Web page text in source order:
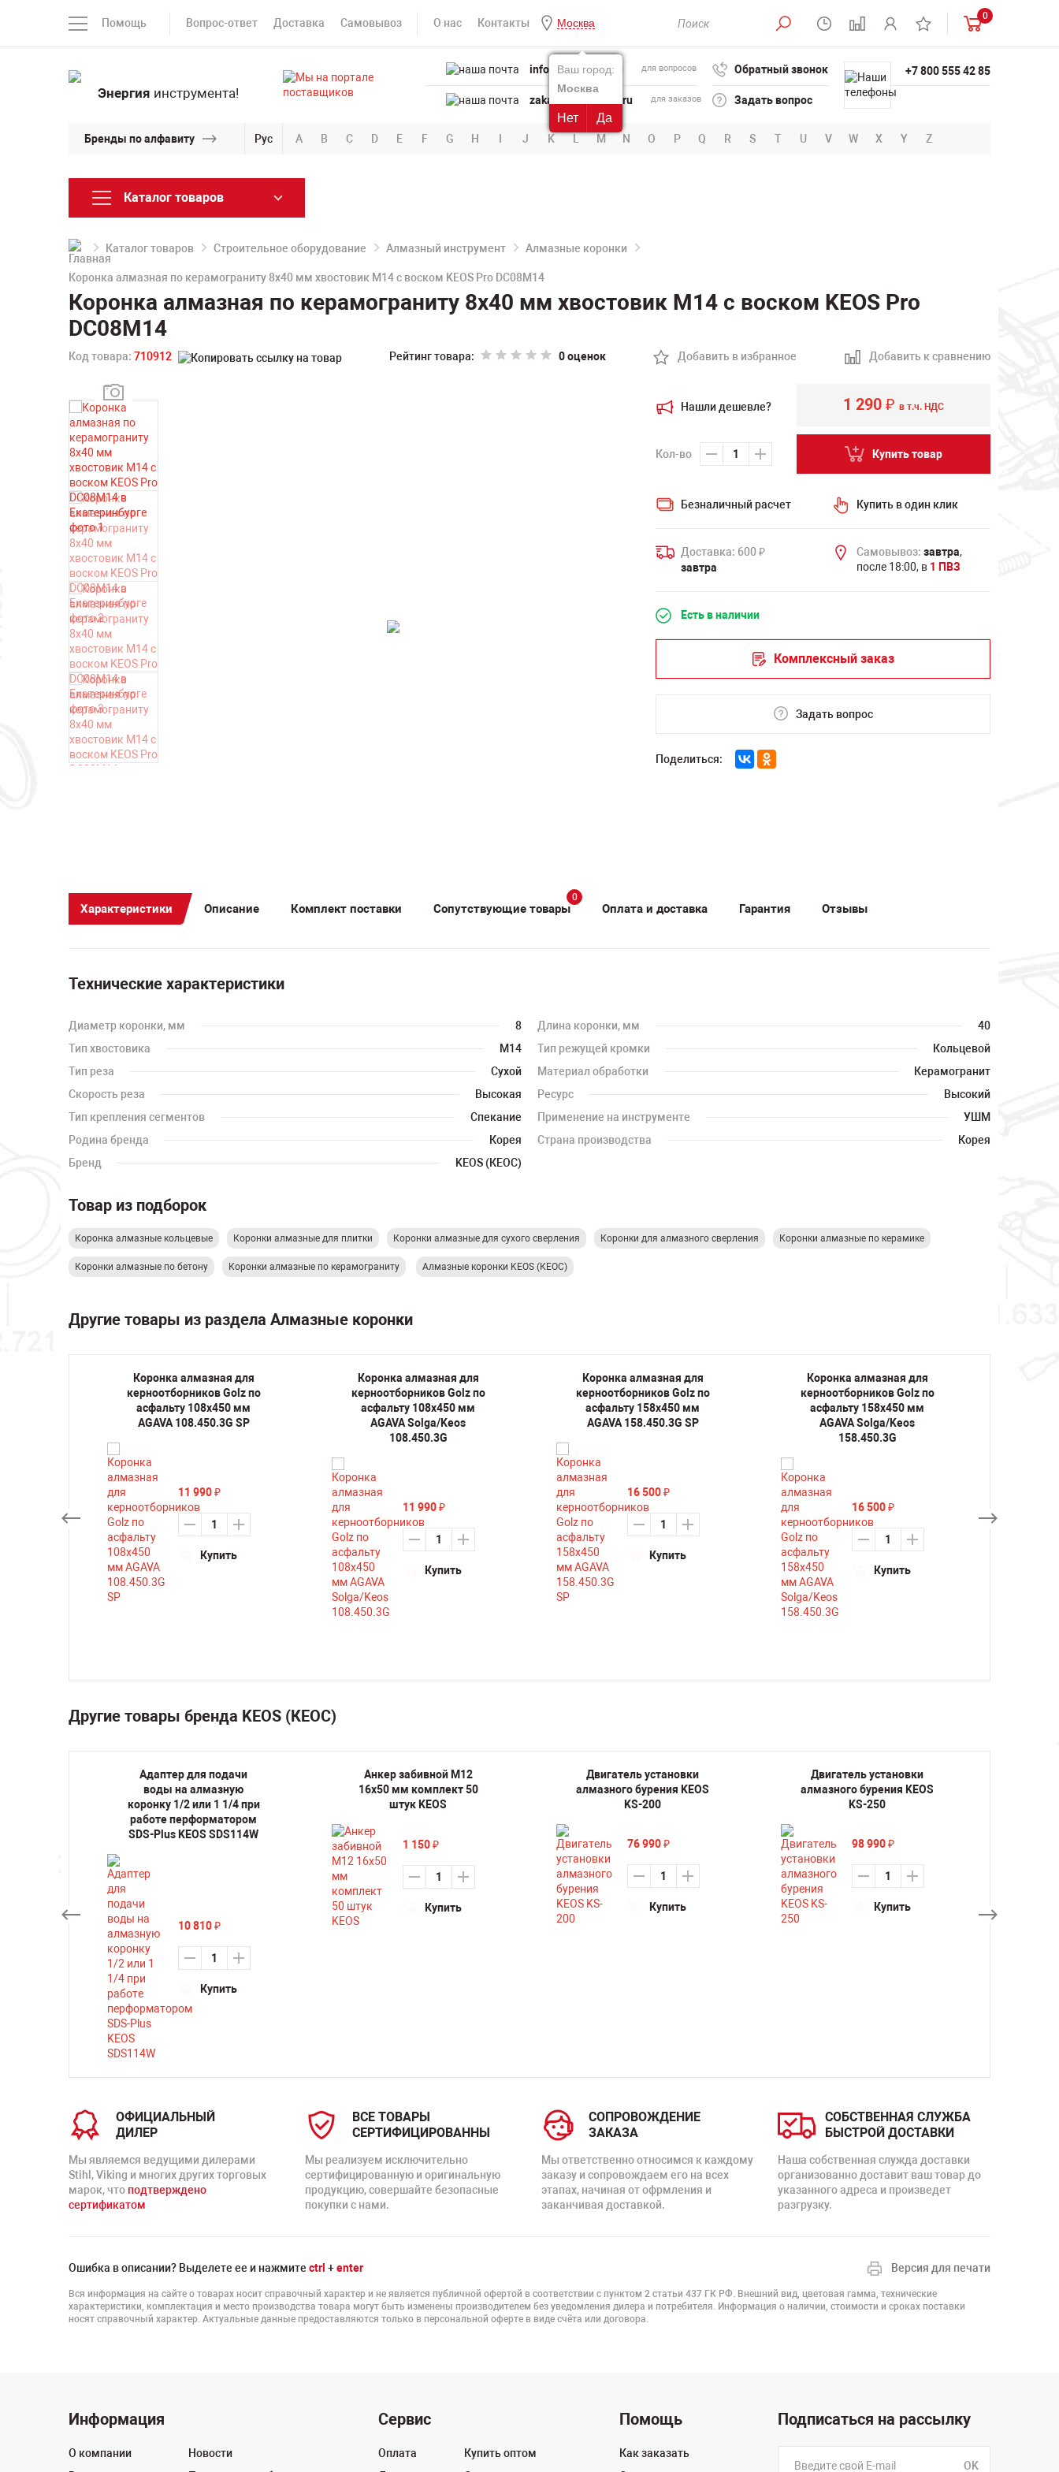
Помощь Вопрос-ответ Доставка Самовывоз О нас Контакты Москва
Ваш город:
Москва
Нет Да
0
Энергия инструмента!
info@powertool.ru для вопросов
zakaz@powertool.ru для заказов
Обратный звонок
Задать вопрос
+7 800 555 42 85
Бренды по алфавиту Рус A B C D E F G H I J K L M N O P Q R S T U V W X Y Z
Каталог товаров
Каталог товаров Строительное оборудование Алмазный инструмент Алмазные коронки
Коронка алмазная по керамограниту 8х40 мм хвостовик M14 с воском KEOS Pro DC08M14
Коронка алмазная по керамограниту 8х40 мм хвостовик M14 с воском KEOS Pro
DC08M14
Код товара: 710912 Рейтинг товара: 0 оценок Добавить в избранное Добавить к сравнению
Нашли дешевле?
Кол-во
1 290 ₽ в т.ч. НДС
Купить товар
Безналичный расчет Купить в один клик
Доставка: 600 ₽
завтра
Самовывоз: завтра,
после 18:00, в 1 ПВЗ
Есть в наличии
Комплексный заказ
Задать вопрос
Поделиться:
Характеристики Описание Комплект поставки Сопутствующие товары
0
Оплата и доставка Гарантия Отзывы
Технические характеристики
Диаметр коронки, мм 8 Длина коронки, мм
40
Тип хвостовика
M14 Тип режущей кромки
Кольцевой
Тип реза
Сухой Материал обработки
Керамогранит
Скорость реза
Высокая Ресурс
Высокий
Тип крепления сегментов
Спекание Применение на инструменте
УШМ
Родина бренда
Корея Страна производства
Корея
Бренд
KEOS (КЕОС)
Товар из подборок
Коронка алмазные кольцевые Коронки алмазные для плитки Коронки алмазные для сухого сверления Коронки для алмазного сверления Коронки алмазные по керамике
Коронки алмазные по бетону Коронки алмазные по керамограниту Алмазные коронки KEOS (КЕОС)
Другие товары из раздела Алмазные коронки
Коронка алмазная для
керноотборников Golz по
асфальту 108х450 мм
AGAVA 108.450.3G SP
11 990 ₽
Купить
Коронка алмазная для
керноотборников Golz по
асфальту 108х450 мм
AGAVA Solga/Keos
108.450.3G
11 990 ₽
Купить
Коронка алмазная для
керноотборников Golz по
асфальту 158х450 мм
AGAVA 158.450.3G SP
16 500 ₽
Купить
Коронка алмазная для
керноотборников Golz по
асфальту 158х450 мм
AGAVA Solga/Keos
158.450.3G
16 500 ₽
Купить
Другие товары бренда KEOS (КЕОС)
Адаптер для подачи
воды на алмазную
коронку 1/2 или 1 1/4 при
работе перформатором
SDS-Plus KEOS SDS114W
10 810 ₽
Купить
Анкер забивной М12
16х50 мм комплект 50
штук KEOS
1 150 ₽
Купить
Двигатель установки
алмазного бурения KEOS
KS-200
76 990 ₽
Купить
Двигатель установки
алмазного бурения KEOS
KS-250
98 990 ₽
Купить
ОФИЦИАЛЬНЫЙ
ДИЛЕР
Мы являемся ведущими дилерами
Stihl, Viking и многих других торговых
марок, что подтверждено
сертификатом
ВСЕ ТОВАРЫ
СЕРТИФИЦИРОВАННЫ
Мы реализуем исключительно
сертифицированную и оригинальную
продукцию, совершайте безопасные
покупки с нами.
СОПРОВОЖДЕНИЕ
ЗАКАЗА
Мы ответственно относимся к каждому
заказу и сопровождаем его на всех
этапах, начиная от офрмления и
заканчивая доставкой.
СОБСТВЕННАЯ СЛУЖБА
БЫСТРОЙ ДОСТАВКИ
Наша собственная служда доставки
организованно доставит ваш товар до
указанного адреса и произведет
разгрузку.
Ошибка в описании? Выделете ее и нажмите ctrl +enter Версия для печати
Вся информация на сайте о товарах носит справочный характер и не является публичной офертой в соответствии с пунктом 2 статьи 437 ГК РФ. Внешний вид, цветовая гамма, технические
характеристики, комплектация и место производства товара могут быть изменены производителем без уведомления дилера и потребителя. Информация о наличии, стоимости и сроках поставки
носят справочный характер. Актуальные данные предоставляются только в персональной оферте в виде счёта или договора.
Информация
О компании
Новости
Сервис
Оплата
Купить оптом
Помощь
Как заказать
Подписаться на рассылку
OK